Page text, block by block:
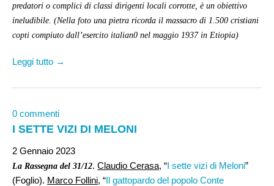
predatori o complici di classi dirigenti locali corrotte, è un obiettivo
ineludibile. (Nella foto una pietra ricorda il massacro di 1.500 cristiani
copti compiuto dall’esercito italian0 nel maggio 1937 in Etiopia)
Leggi tutto →
0 commenti
I SETTE VIZI DI MELONI
2 Gennaio 2023
La Rassegna del 31/12. Claudio Cerasa, “I sette vizi di Meloni”
(Foglio). Marco Follini, “Il gattopardo del popolo Conte